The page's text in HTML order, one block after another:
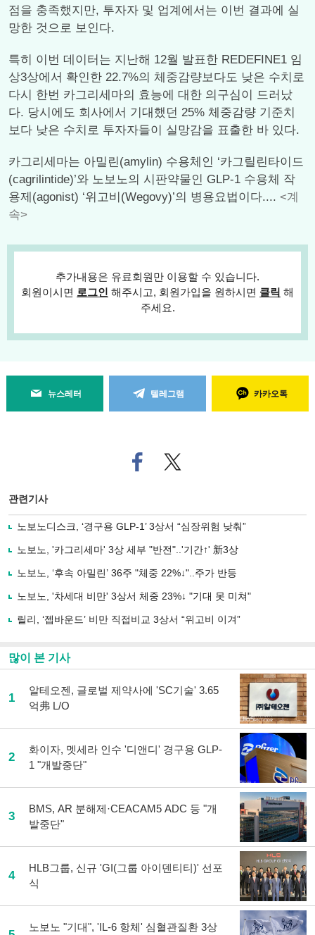
점을 충족했지만, 투자자 및 업계에서는 이번 결과에 실
망한 것으로 보인다.
특히 이번 데이터는 지난해 12월 발표한 REDEFINE1 임
상3상에서 확인한 22.7%의 체중감량보다도 낮은 수치로
다시 한번 카그리세마의 효능에 대한 의구심이 드러났
다. 당시에도 회사에서 기대했던 25% 체중감량 기준치
보다 낮은 수치로 투자자들이 실망감을 표출한 바 있다.
카그리세마는 아밀린(amylin) 수용체인 ‘카그릴린타이드
(cagrilintide)’와 노보노의 시판약물인 GLP-1 수용체 작
용제(agonist) ‘위고비(Wegovy)’의 병용요법이다.... <계
속>
추가내용은 유료회원만 이용할 수 있습니다.
회원이시면 로그인 해주시고, 회원가입을 원하시면 클릭 해
주세요.
뉴스레터 텔레그램 카카오톡
페
이
로
사
유
기
트위
터로
관련기사
노보노디스크, ‘경구용 GLP-1’ 3상서 “심장위험 낮춰”
노보노, '카그리세마' 3상 세부 "반전"..'기간↑' 新3상
노보노, ‘후속 아밀린’ 36주 "체중 22%↓"..주가 반등
노보노, '차세대 비만' 3상서 체중 23%↓ "기대 못 미쳐"
릴리, ‘젭바운드’ 비만 직접비교 3상서 “위고비 이겨”
많이 본 기사
1
알테오젠, 글로벌 제약사에 'SC기술' 3.65
억弗 L/O
2
화이자, 멧세라 인수 '디앤디' 경구용 GLP-
1 "개발중단"
3
BMS, AR 분해제·CEACAM5 ADC 등 "개
발중단"
4
HLB그룹, 신규 'GI(그룹 아이덴티티)' 선포
식
노보노 "기대", 'IL-6 항체' 심혈관질환 3상